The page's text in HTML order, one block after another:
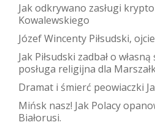
Jak odkrywano zasługi
Kowalewskiego
Józef Wincenty Piłsudski,
Jak Piłsudski zadbał o
posługa religijna dla
Dramat i śmierć peowiaczki
Mińsk nasz! Jak Polacy
Białorusi.